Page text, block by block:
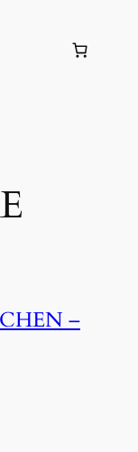
–